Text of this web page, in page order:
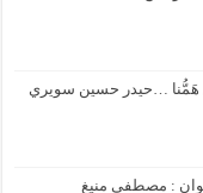
هَمُّنا …حيدر حسين سويري
: مصطفى منيغ